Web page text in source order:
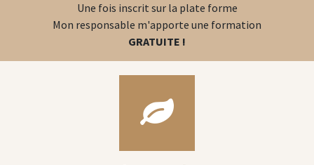
Une fois inscrit sur la plate forme
Mon responsable m'apporte une formation
GRATUITE !